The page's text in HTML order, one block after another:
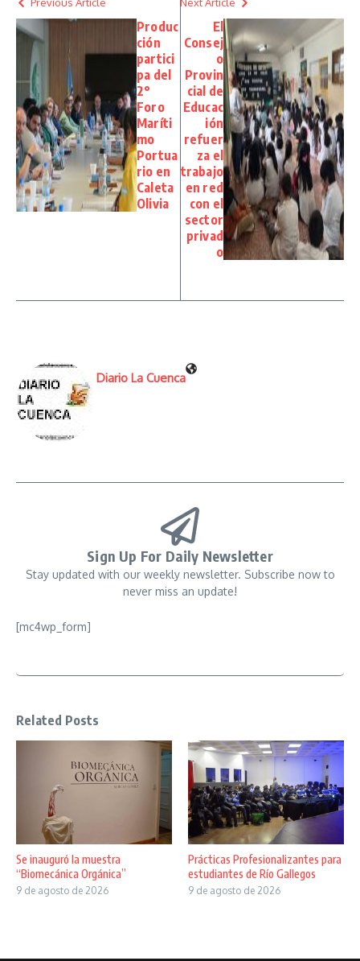
Produc
ción
partici
pa del
2°
Foro
Maríti
mo
Portua
rio en
Caleta
Olivia
El
Consej
o
Provin
cial de
Educac
ión
refuer
za el
trabajo
en red
con el
sector
privad
o
Diario La Cuenca
Sign Up For Daily Newsletter
Stay updated with our weekly newsletter. Subscribe now to
never miss an update!
[mc4wp_form]
Related Posts
Se inauguró la muestra
“Biomecánica Orgánica”
9 de agosto de 2026
Prácticas Profesionalizantes para
estudiantes de Río Gallegos
9 de agosto de 2026